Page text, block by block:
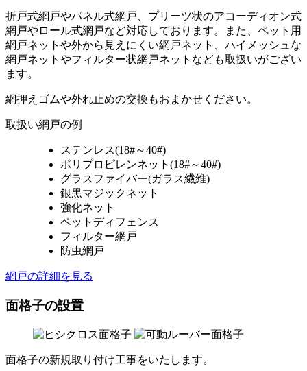
折戸式網戸やパネル式網戸、プリーツ状のアコーディオン式
網戸やロール式網戸など対応しております。また、ペット用
網戸ネットや外から見えにくい網戸ネット、ハイメッシュな
網戸ネットやフィルター状網戸ネットなども取扱いがござい
ます。
網押えゴムや外れ止めの交換もおまかせください。
取扱い網戸の例
ステンレス(18#～40#)
ポリプロピレンネット(18#～40#)
グラスファイバー(ガラス繊維)
銀黒マジックネット
強化ネット
ペットディフェンス
フィルター網戸
防虫網戸
網戸の詳細を見る
面格子の設置
面格子の新規取り付け工事をいたします。